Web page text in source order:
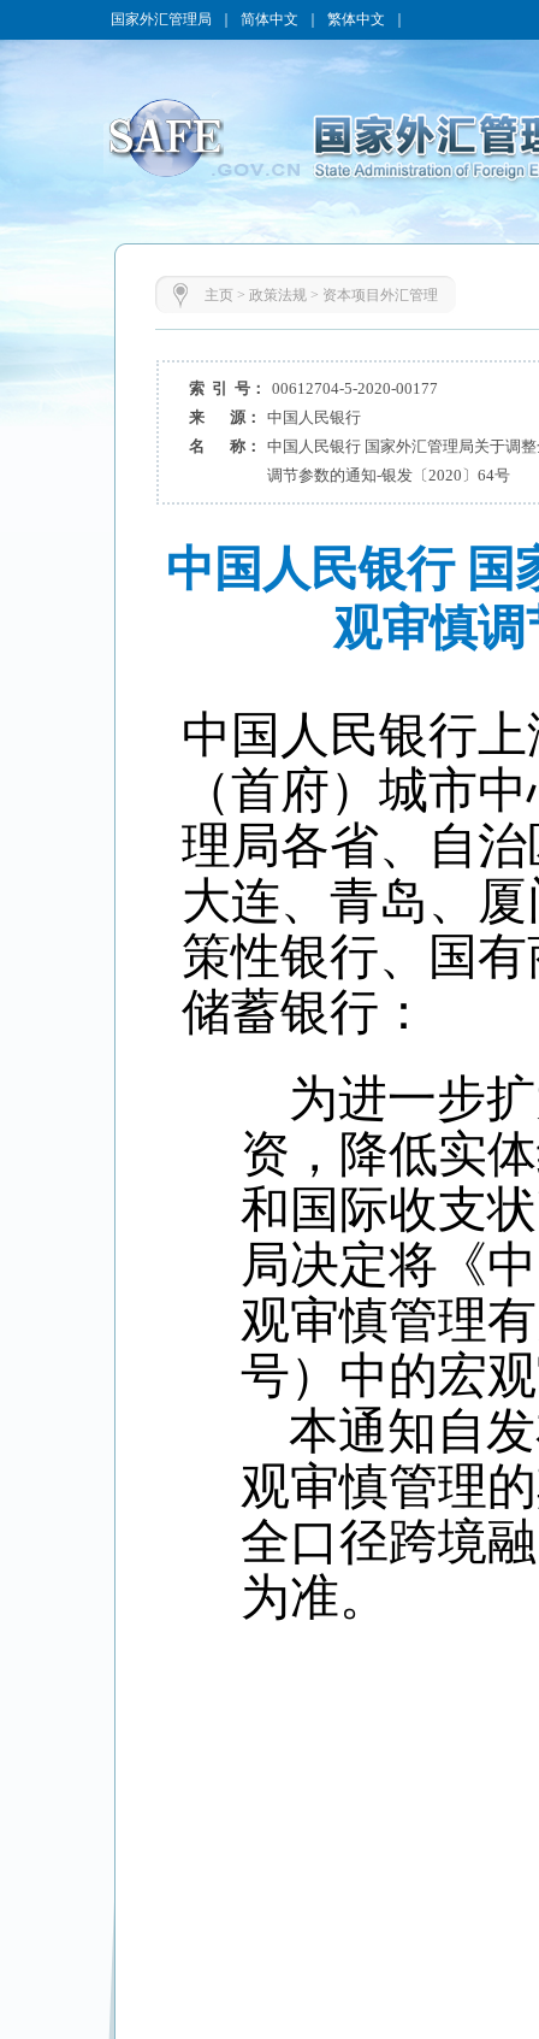
国家外汇管理局 简体中文 繁体中文
主页> 政策法规> 资本项目外汇管理
索 引 号：
00612704-5-2020-00177
来 源：
中国人民银行
名 称：
中国人民银行 国家外汇管理局关于调
调节参数的通知-银发〔2020〕64号
中国人民银行 国
观审慎调
中国人民银行
（首府）城市
理局各省、自
大连、青岛、
策性银行、国
储蓄银行：
为进一步
资，降低实
和国际收支
局决定将《
观审慎管理
号）中的宏
本通知自
观审慎管理
全口径跨境
为准。